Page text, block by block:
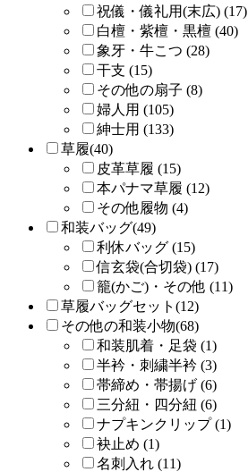
祝儀・儀礼用(末広) (17)
白檀・紫檀・黒檀 (40)
象牙・牛こつ (28)
干支 (15)
その他の扇子 (8)
婦人用 (105)
紳士用 (133)
草履(40)
皮革草履 (15)
本パナマ草履 (12)
その他履物 (4)
和装バッグ(49)
利休バッグ (15)
信玄袋(合切袋) (17)
籠(かご)・その他 (11)
草履バッグセット(12)
その他の和装小物(68)
和装肌着・足袋 (1)
半衿・刺繍半衿 (3)
帯締め・帯揚げ (6)
三分紐・四分紐 (6)
ナプキンクリップ (1)
袂止め (1)
名刺入れ (11)